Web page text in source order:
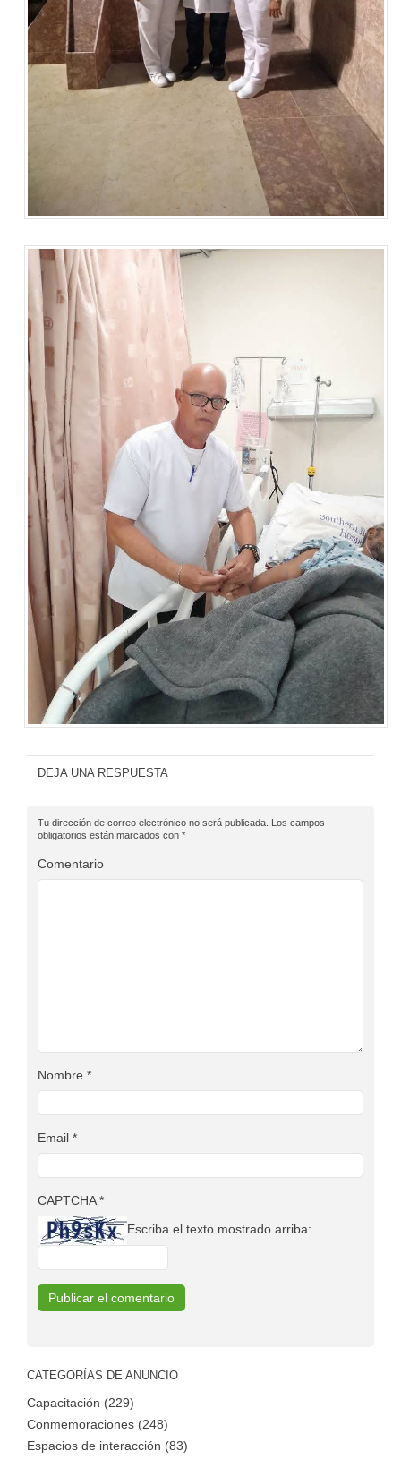
DEJA UNA RESPUESTA
Tu dirección de correo electrónico no será publicada. Los campos
obligatorios están marcados con *
Comentario
Nombre *
Email *
CAPTCHA*
Escriba el texto mostrado arriba:
CATEGORÍAS DE ANUNCIO
Capacitación (229)
Conmemoraciones (248)
Espacios de interacción (83)